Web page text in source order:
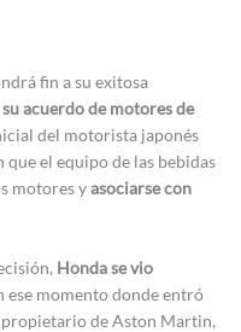
fin a su exitosa
acuerdo de motores de
del motorista japonés
el equipo de las bebidas
motores yasociarse con
Honda se vio
ese momento donde entró
de Aston Martin,